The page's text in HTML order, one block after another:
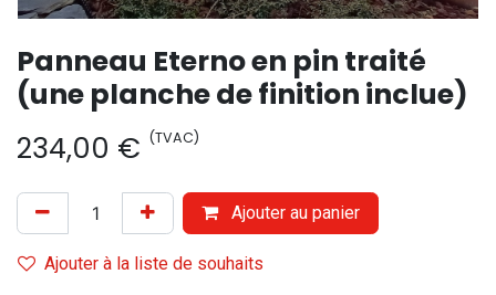
Panneau Eterno en pin traité
(une planche de finition inclue)
234,00 € (TVAC)
Ajouter au panier
Ajouter à la liste de souhaits